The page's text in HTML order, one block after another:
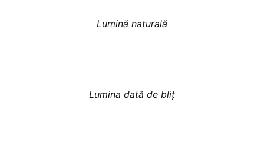
Lumină naturală
Lumina dată de bliț